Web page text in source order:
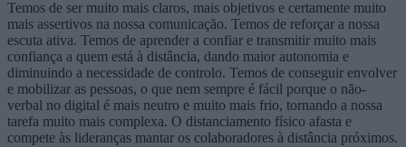
Temos de ser muito mais claros, mais objetivos e certamente muito
mais assertivos na nossa comunicação. Temos de reforçar a nossa
escuta ativa. Temos de aprender a confiar e transmitir muito mais
confiança a quem está à distância, dando maior autonomia e
diminuindo a necessidade de controlo. Temos de conseguir envolver
e mobilizar as pessoas, o que nem sempre é fácil porque o não-
verbal no digital é mais neutro e muito mais frio, tornando a nossa
tarefa muito mais complexa. O distanciamento físico afasta e
compete às lideranças mantar os colaboradores à distância próximos.